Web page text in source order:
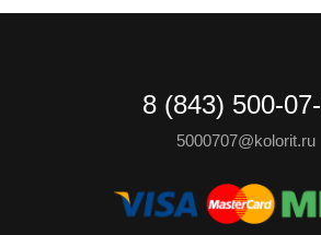
8 (843) 500-
5000707@kolorit.ru